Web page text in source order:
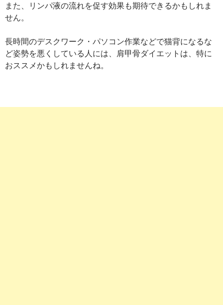
また、リンパ液の流れを促す効果も期待できるかもしれま
せん。
長時間のデスクワーク・パソコン作業などで猫背になるな
ど姿勢を悪くしている人には、肩甲骨ダイエットは、特に
おススメかもしれませんね。